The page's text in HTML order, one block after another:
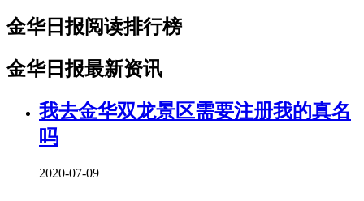
金华日报阅读排行榜
金华日报最新资讯
我去金华双龙景区需要注册我的真名
吗
2020-07-09